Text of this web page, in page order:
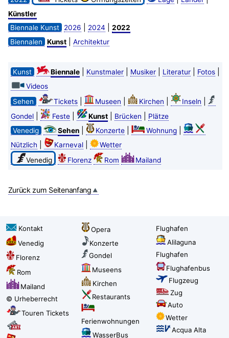
Künstler
Biennale Kunst
2026 2024
2022
Biennalen
Kunst| Architektur
Kunst Biennale| Kunstmaler| Musiker| Literatur| Fotos|
Videos
Sehen
Tickets| Museen Kirchen Inseln
Gondel| Feste| Kunst| Brücken
Plätze
Venedig
Sehen| Konzerte| Wohnung|
Nützlich Karneval|
Wetter
Venedig
Florenz Rom Mailand
Zurück zum Seitenanfang
Kontakt
Venedig
Florenz
Rom
Mailand
© Urheberrecht
Touren Tickets
Opera
Konzerte
Gondel
Museens
Kirchen
Restaurants
Ferienwohnungen
WasserBus
Flughafen
Alilaguna
Flughafen
Flughafenbus
Flugzeug
Zug
Auto
Wetter
Acqua Alta